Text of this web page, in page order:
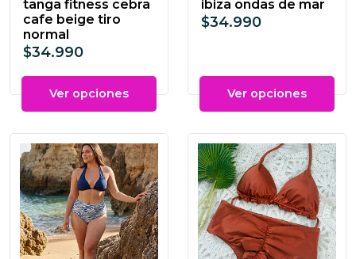
tanga fitness cebra
cafe beige tiro
normal
$34.990
Ver opciones
ibiza ondas de mar
$34.990
Ver opciones